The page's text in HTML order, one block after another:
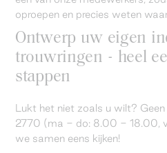
oproepen en precies weten
Ontwerp uw eigen
trouwringen - heel
stappen
Lukt het niet zoals u wilt?
2770 (ma - do: 8.00 - 18.00,
we samen eens kijken!